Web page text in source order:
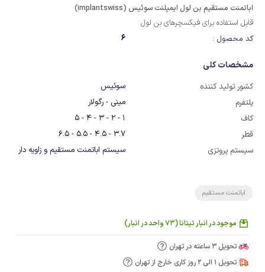
اباتمنت مستقیم بن لول ایمپلنت سوئیس (implantswiss)
قابل استفاده برای فیکسچرهای بن لول
کد محصول :
6
مشخصات کلی
کشور تولید کننده
سوئیس
پلتفرم
مینی - رگولار
کاف
1 - 2 - 3 - 4 - 5
قطر
3.7 - 4.5 - 5.5 - 6.5
سیستم پروتزی
سیستم اباتمنت مستقیم و زاویه دار
اباتمنت مستقیم
موجود در انبار تیتانا (73 واحد در انبار)
تحویل 3 ساعته در تهران
تحویل 1 الی 2 روز کاری خارج از تهران